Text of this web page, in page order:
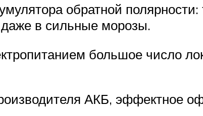
обратной
в сильные морозы.
большое число
АКБ, эффектное